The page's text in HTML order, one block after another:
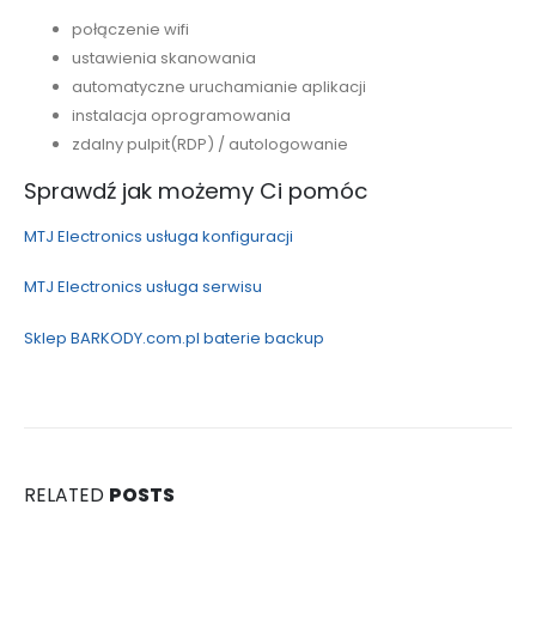
połączenie wifi
ustawienia skanowania
automatyczne uruchamianie aplikacji
instalacja oprogramowania
zdalny pulpit(RDP) / autologowanie
Sprawdź jak możemy Ci pomóc
MTJ Electronics usługa konfiguracji
MTJ Electronics usługa serwisu
Sklep BARKODY.com.pl baterie backup
RELATED POSTS